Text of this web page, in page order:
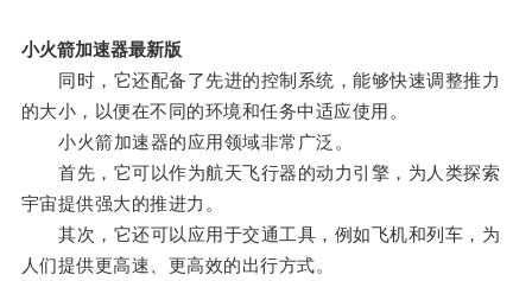
小火箭加速器最新版
同时，它还配备了先进的控制系统，能够快速调整推力
的大小，以便在不同的环境和任务中适应使用。
小火箭加速器的应用领域非常广泛。
首先，它可以作为航天飞行器的动力引擎，为人类探索
宇宙提供强大的推进力。
其次，它还可以应用于交通工具，例如飞机和列车，为
人们提供更高速、更高效的出行方式。